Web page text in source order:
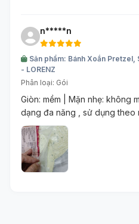
n*****n
Sản phẩm: Bánh Xoắn
- LORENZ
Phân loại: Gói
Giòn: mềm | Mặn nhẹ: không
dạng đa năng , sử dụng theo